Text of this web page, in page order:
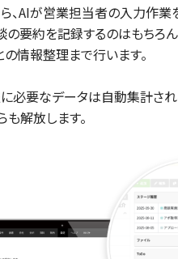
、AIが営業担当者の入力作業
要約を記録するのはもちろ
情報整理まで行います。
必要なデータは自動集計さ
解放します。